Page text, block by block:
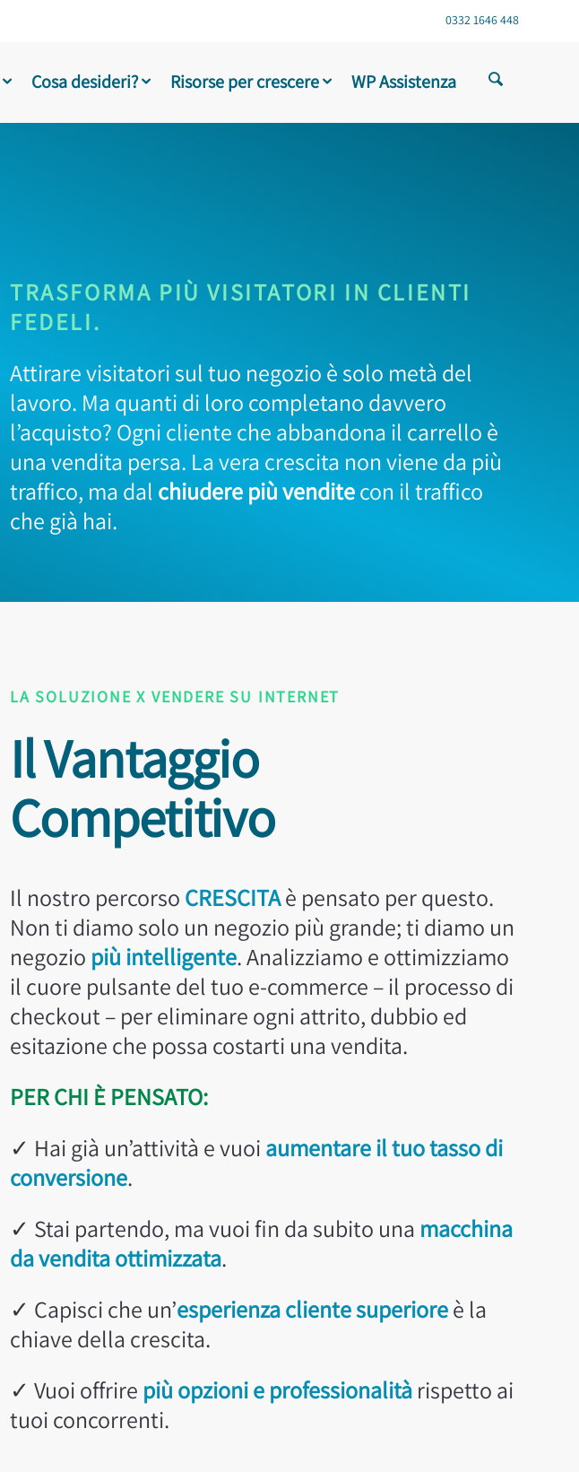
0332 1646 448
Cosa desideri? Risorse per crescere WP Assistenza
TRASFORMA PIÙ VISITATORI IN CLIENTI
FEDELI.
Attirare visitatori sul tuo negozio è solo metà del
lavoro. Ma quanti di loro completano davvero
l’acquisto? Ogni cliente che abbandona il carrello è
una vendita persa. La vera crescita non viene da più
traffico, ma dal chiudere più venditecon il traffico
che già hai.
LA SOLUZIONE X VENDERE SU INTERNET
Il Vantaggio
Competitivo
Il nostro percorso CRESCITAè pensato per questo.
Non ti diamo solo un negozio più grande; ti diamo un
negozio più intelligente. Analizziamo e ottimizziamo
il cuore pulsante del tuo e-commerce – il processo di
checkout – per eliminare ogni attrito, dubbio ed
esitazione che possa costarti una vendita.
PER CHI È PENSATO:
✓ Hai già un’attività e vuoi aumentare il tuo tasso di
conversione.
✓ Stai partendo, ma vuoi fin da subito una macchina
da vendita ottimizzata.
✓ Capisci che un’esperienza cliente superioreè la
chiave della crescita.
✓ Vuoi offrire più opzioni e professionalità rispetto ai
tuoi concorrenti.